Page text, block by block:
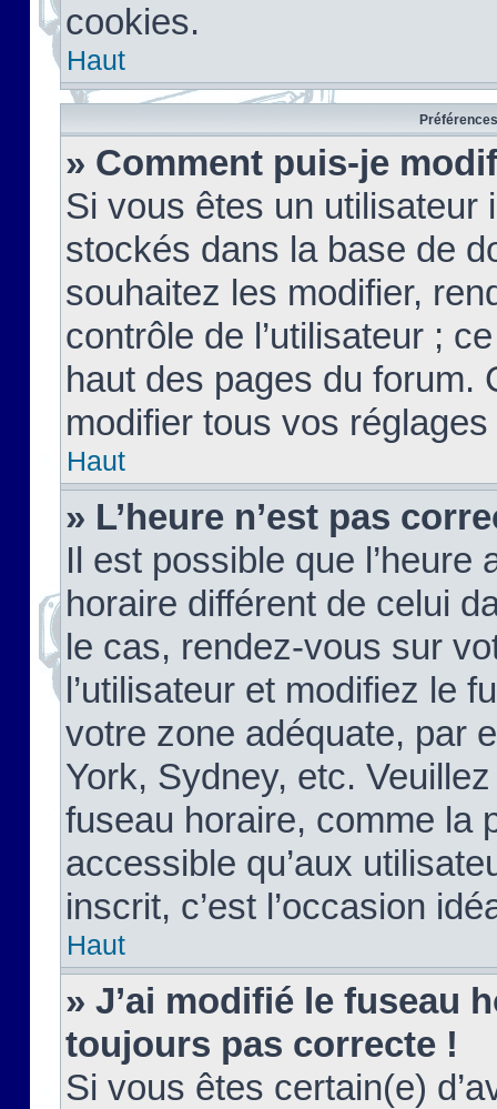
cookies.
Haut
» Comment puis-je
Si vous êtes un
stockés dans la base de
souhaitez les modifier,
contrôle de l’utilisateur ;
haut des pages du forum.
modifier tous vos
Haut
» L’heure n’est pas
Il est possible que
horaire différent de celui
le cas, rendez-vous sur
l’utilisateur et modifiez le
votre zone adéquate, par
York, Sydney, etc.
fuseau horaire, comme la
accessible qu’aux
inscrit, c’est l’occasion
Haut
» J’ai modifié le fuseau
toujours pas correcte !
Si vous êtes certain(e)